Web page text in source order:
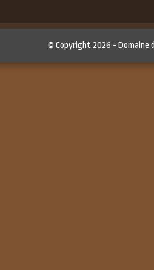
© Copyright 2026 -Domaine